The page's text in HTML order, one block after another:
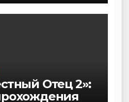
Отец 2»: